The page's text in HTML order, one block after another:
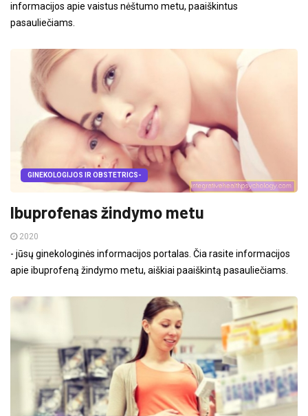
informacijos apie vaistus nėštumo metu, paaiškintus
pasauliečiams.
GINEKOLOGIJOS IR OBSTETRICS-
Ibuprofenas žindymo metu
2020
- jūsų ginekologinės informacijos portalas. Čia rasite informacijos
apie ibuprofeną žindymo metu, aiškiai paaiškintą pasauliečiams.